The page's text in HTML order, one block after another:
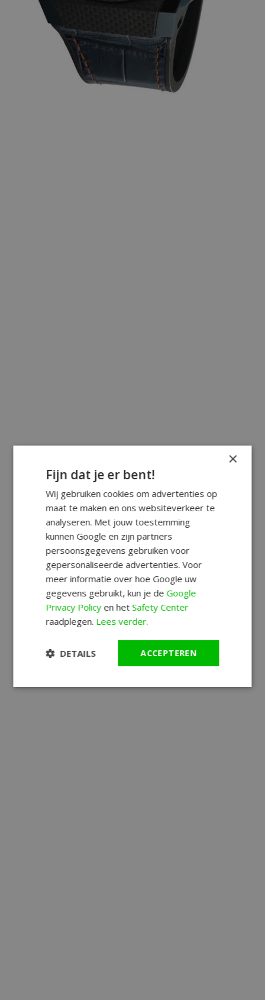
×
Fijn dat je er bent!
Wij gebruiken cookies om advertenties op
maat te maken en ons websiteverkeer te
analyseren. Met jouw toestemming
kunnen Google en zijn partners
persoonsgegevens gebruiken voor
gepersonaliseerde advertenties. Voor
meer informatie over hoe Google uw
gegevens gebruikt, kun je deGoogle
Privacy Policyen hetSafety Center
raadplegen. Lees verder.
ACCEPTEREN
DETAILS